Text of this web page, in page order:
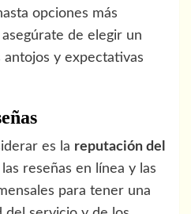
opciones más
de elegir un
antojos y expectativas
es la reputación del
reseñas en línea y las
para tener una